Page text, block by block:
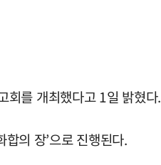
회를 개최했다고 1일 밝혔다.
의 장’으로 진행된다.